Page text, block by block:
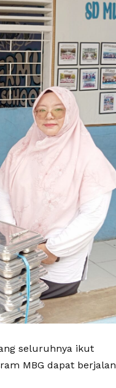
seluruhnya ikut
MBG dapat berjalan